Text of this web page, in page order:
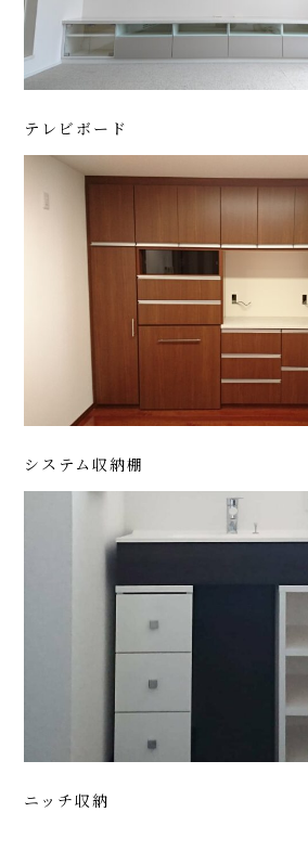
テレビボード
システム収納棚
ニッチ収納